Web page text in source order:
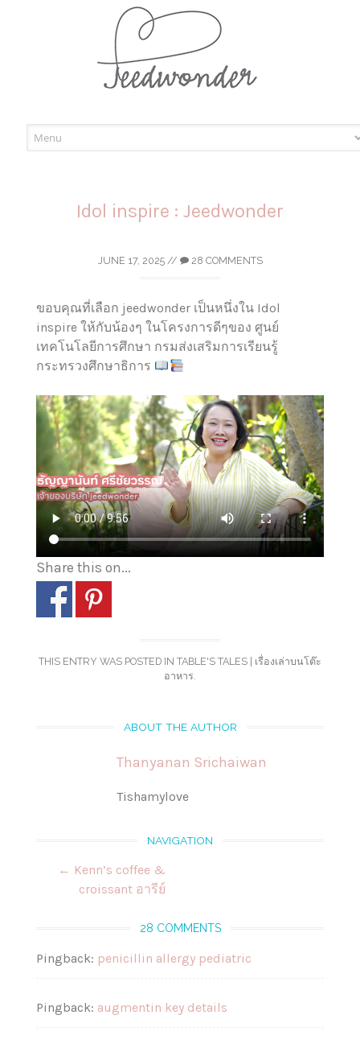
content
Idol inspire : Jeedwonder
JUNE 17, 2025// 28 COMMENTS
ขอบคุณที่เลือก jeedwonder เป็นหนึ่งใน Idol
inspire ให้กับน้องๆ ในโครงการดีๆของ ศูนย์
เทคโนโลยีการศึกษา กรมส่งเสริมการเรียนรู้
กระทรวงศึกษาธิการ
Share this on...
THIS ENTRY WAS POSTED IN TABLE'S TALES | เรื่องเล่าบนโต๊ะ
อาหาร.
ABOUT THE AUTHOR
Thanyanan Srichaiwan
Tishamylove
navigation
NAVIGATION
← Kenn’s coffee &
croissant อารีย์
28 COMMENTS
Pingback: penicillin allergy pediatric
Pingback: augmentin key details